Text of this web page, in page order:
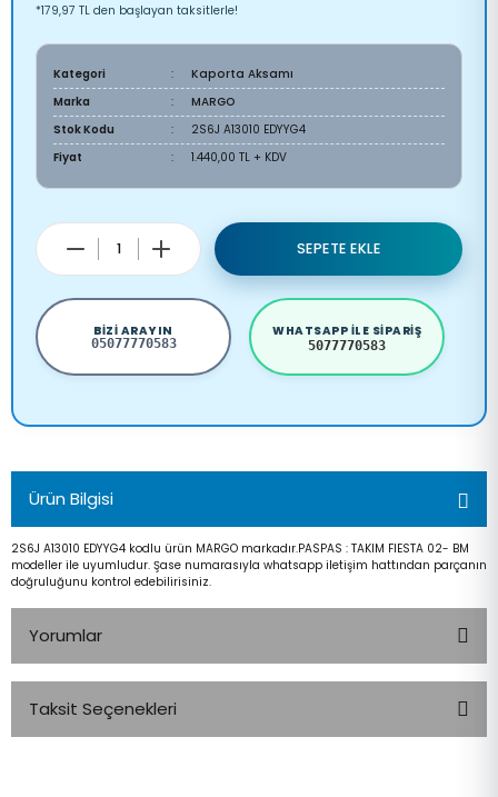
*179,97 TL den başlayan taksitlerle!
Kategori
Kaporta Aksamı
Marka
MARGO
Stok Kodu
2S6J A13010 EDYYG4
Fiyat
1.440,00 TL + KDV
SEPETE EKLE
BIZI ARAYIN
05077770583
WHATSAPP ILE SIPARIŞ
5077770583
Ürün Bilgisi
2S6J A13010 EDYYG4 kodlu ürün MARGO markadır.PASPAS : TAKIM FIESTA 02- BM
modeller ile uyumludur. Şase numarasıyla whatsapp iletişim hattından parçanın
doğruluğunu kontrol edebilirisiniz.
Yorumlar
Taksit Seçenekleri